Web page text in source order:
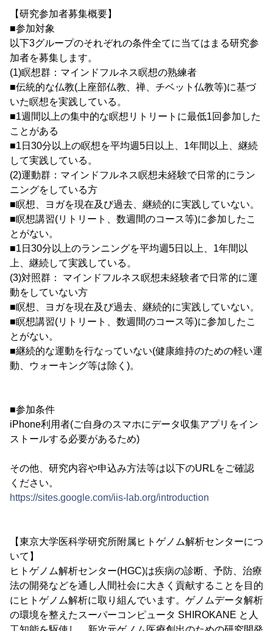
【研究参加者募集概要】
■参加対象
以下3グループのそれぞれの条件全てに当てはまる研究参
加者を募集します。
(1)瞑想群：マインドフルネス瞑想の熟練者
■伝統的な仏教(上座部仏教、禅、チベット仏教等)に基づ
いた瞑想を実践している。
■1週間以上の集中的な瞑想リトリートに最低1回参加した
ことがある
■1日30分以上の瞑想を平均週5日以上、1年間以上、継続
して実践している。
(2)運動群：マインドフルネス瞑想未経験で日常的にラン
ニングをしている方
■瞑想、ヨガを現在及び過去、継続的に実践していない。
■瞑想講習(リトリート、数週間のコース等)に参加したこ
とがない。
■1日30分以上のランニングを平均週5日以上、1年間以
上、継続して実践している。
(3)対照群： マインドフルネス瞑想未経験者で日常的に運
動をしていない方
■瞑想、ヨガを現在及び過去、継続的に実践していない。
■瞑想講習(リトリート、数週間のコース等)に参加したこ
とがない。
■継続的な運動を行なっていない(健康維持のための軽い運
動、ウォーキング等は除く)。
■参加条件
iPhone利用者(ご自身のスマホにデータ収集アプリをイン
ストールする必要があるため)
その他、研究内容や申込み方法等は以下のURLをご確認
ください。
https://sites.google.com/iis-lab.org/introduction
【東京大学医科学研究所附属ヒトゲノム解析センターにつ
いて】
ヒトゲノム解析センター(HGC)は疾病の診断、予防、治療
法の開発などを通し人間社会に大きく貢献することを目的
にヒトゲノム解析に取り組んでいます。ゲノムデータ解析
の環境を整えたスーパーコンピュータ SHIROKANE と人